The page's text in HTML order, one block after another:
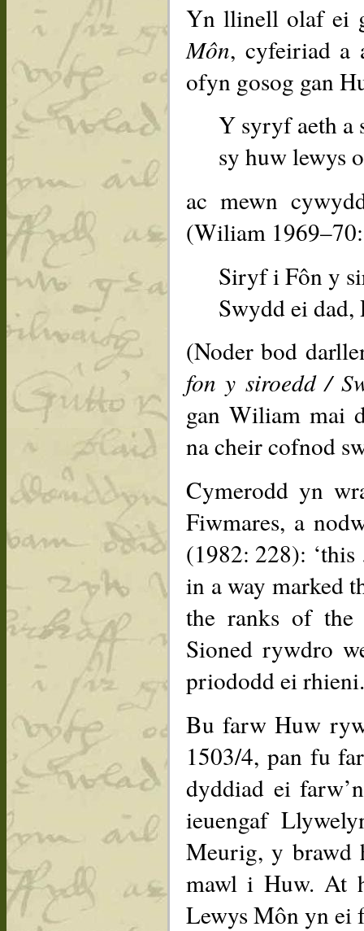
Yn llinell olaf ei
Môn, cyfeiriad a
ofyn gosog gan
Y syryf aeth a
sy huw lewys
ac mewn
(Wiliam
Siryf i Fôn y
Swydd ei dad,
(Noder bod
fon y siroedd /
gan Wiliam mai
na cheir cofnod
Cymerodd yn
Fiwmares, a
(1982: 228):
in a way marked
the ranks of
Sioned rywdro
priododd ei rhieni.
Bu farw Huw
1503/4, pan fu
dyddiad ei
ieuengaf
Meurig, y brawd
mawl i Huw. At
Lewys Môn yn